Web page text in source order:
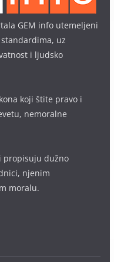
GEM info utemeljeni
uz
i ljudsko
koji štite pravo i
nemoralne
propisuju dužno
njenim
moralu.